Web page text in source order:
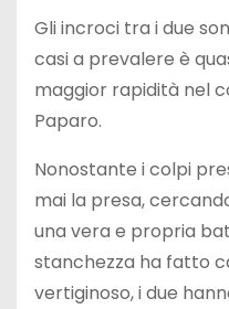
Gli incroci tra i due
casi a prevalere è
maggior rapidità nel
Paparo.
Nonostante i colpi
mai la presa,
una vera e propria
stanchezza ha fatto
vertiginoso, i due